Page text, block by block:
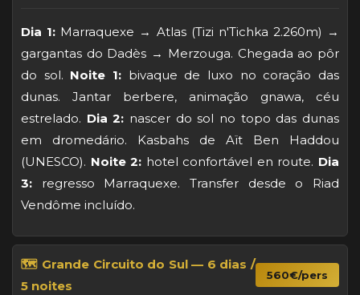
Dia 1: Marraquexe → Atlas (Tizi n'Tichka 2.260m) →
gargantas do Dadès → Merzouga. Chegada ao pôr
do sol. Noite 1: bivaque de luxo no coração das
dunas. Jantar berbere, animação gnawa, céu
estrelado. Dia 2: nascer do sol no topo das dunas
em dromedário. Kasbahs de Aït Ben Haddou
(UNESCO). Noite 2: hotel confortável en route. Dia
3: regresso Marraquexe. Transfer desde o Riad
Vendôme incluído.
🗺️ Grande Circuito do Sul — 6 dias /
5 noites
560€/pers